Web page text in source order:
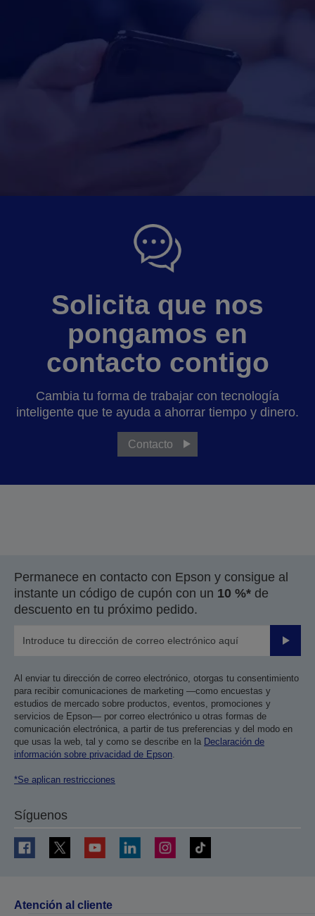
Solicita que nos
pongamos en
contacto contigo
Cambia tu forma de trabajar con tecnología
inteligente que te ayuda a ahorrar tiempo y dinero.
Contacto
Permanece en contacto con Epson y consigue al
instante un código de cupón con un 10 %* de
descuento en tu próximo pedido.
Enviar
Al enviar tu dirección de correo electrónico, otorgas tu consentimiento
para recibir comunicaciones de marketing —como encuestas y
estudios de mercado sobre productos, eventos, promociones y
servicios de Epson— por correo electrónico u otras formas de
comunicación electrónica, a partir de tus preferencias y del modo en
que usas la web, tal y como se describe en la Declaración de
información sobre privacidad de Epson
*Se aplican restricciones
Síguenos
Atención al cliente